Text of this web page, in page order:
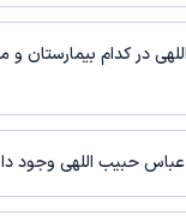
در کدام بیمارستان و
حبیب اللهی در مراکز
عباس حبیب اللهی وجود
آنلاین توسط دکتر عباس